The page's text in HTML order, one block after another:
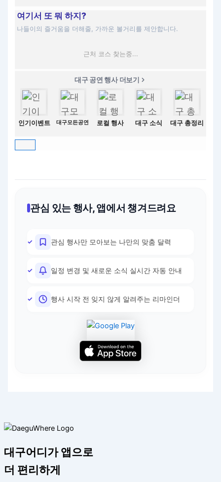
여기서 또 뭐 하지?
나들이의 즐거움을 더해줄, 가까운 볼거리를 제안합니다.
근처 코스 찾는중...
대구 공연 행사 더보기
인기이벤트 대구모든공연 로컬 행사 대구 소식 대구 총정리
관심 있는 행사, 앱에서 챙겨드려요
관심 행사만 모아보는 나만의 맞춤 달력
일정 변경 및 새로운 소식 실시간 자동 안내
행사 시작 전 잊지 않게 알려주는 리마인더
대구어디가 앱으로
더 편리하게